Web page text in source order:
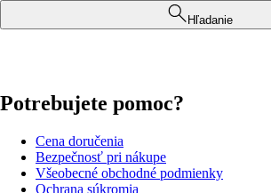
Hľadanie
Potrebujete pomoc?
Cena doručenia
Bezpečnosť pri nákupe
Všeobecné obchodné podmienky
Ochrana súkromia